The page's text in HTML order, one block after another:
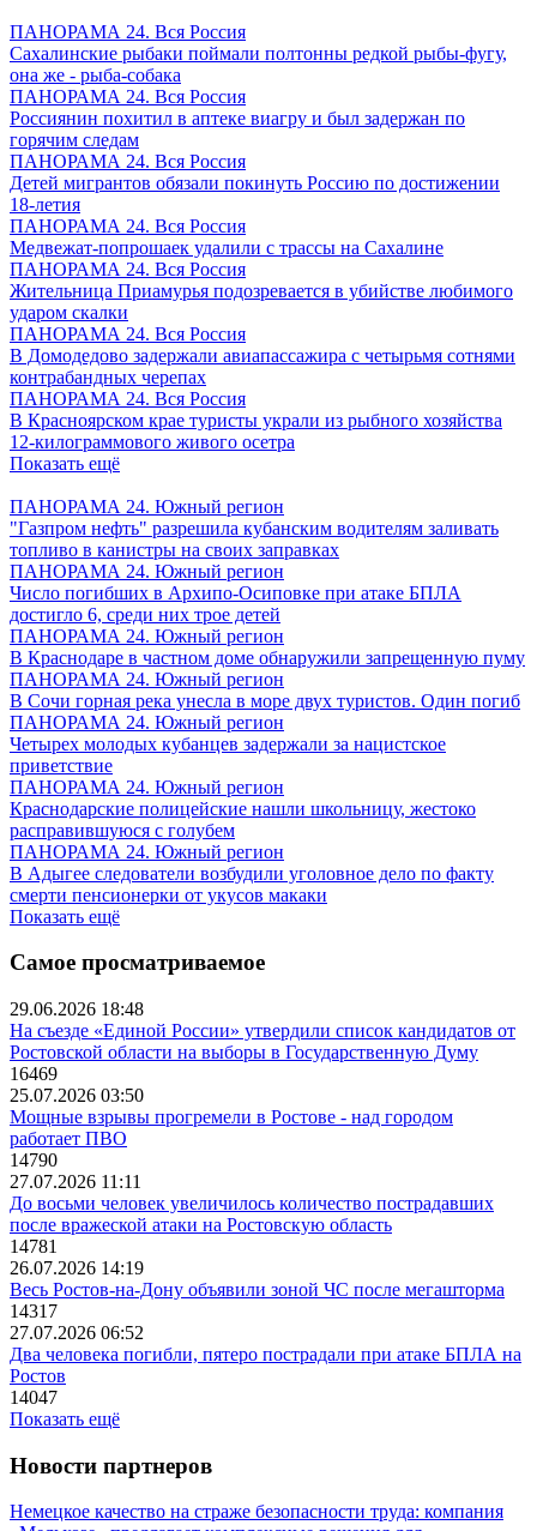
ПАНОРАМА 24. Вся Россия
Сахалинские рыбаки поймали полтонны редкой рыбы-фугу,
она же - рыба-собака
ПАНОРАМА 24. Вся Россия
Россиянин похитил в аптеке виагру и был задержан по
горячим следам
ПАНОРАМА 24. Вся Россия
Детей мигрантов обязали покинуть Россию по достижении
18-летия
ПАНОРАМА 24. Вся Россия
Медвежат-попрошаек удалили с трассы на Сахалине
ПАНОРАМА 24. Вся Россия
Жительница Приамурья подозревается в убийстве любимого
ударом скалки
ПАНОРАМА 24. Вся Россия
В Домодедово задержали авиапассажира с четырьмя сотнями
контрабандных черепах
ПАНОРАМА 24. Вся Россия
В Красноярском крае туристы украли из рыбного хозяйства
12-килограммового живого осетра
Показать ещё
ПАНОРАМА 24. Южный регион
"Газпром нефть" разрешила кубанским водителям заливать
топливо в канистры на своих заправках
ПАНОРАМА 24. Южный регион
Число погибших в Архипо-Осиповке при атаке БПЛА
достигло 6, среди них трое детей
ПАНОРАМА 24. Южный регион
В Краснодаре в частном доме обнаружили запрещенную пуму
ПАНОРАМА 24. Южный регион
В Сочи горная река унесла в море двух туристов. Один погиб
ПАНОРАМА 24. Южный регион
Четырех молодых кубанцев задержали за нацистское
приветствие
ПАНОРАМА 24. Южный регион
Краснодарские полицейские нашли школьницу, жестоко
расправившуюся с голубем
ПАНОРАМА 24. Южный регион
В Адыгее следователи возбудили уголовное дело по факту
смерти пенсионерки от укусов макаки
Показать ещё
Самое просматриваемое
29.06.2026 18:48
На съезде «Единой России» утвердили список кандидатов от
Ростовской области на выборы в Государственную Думу
16469
25.07.2026 03:50
Мощные взрывы прогремели в Ростове - над городом
работает ПВО
14790
27.07.2026 11:11
До восьми человек увеличилось количество пострадавших
после вражеской атаки на Ростовскую область
14781
26.07.2026 14:19
Весь Ростов-на-Дону объявили зоной ЧС после мегашторма
14317
27.07.2026 06:52
Два человека погибли, пятеро пострадали при атаке БПЛА на
Ростов
14047
Показать ещё
Новости партнеров
Немецкое качество на страже безопасности труда: компания